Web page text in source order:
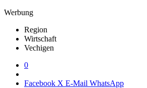
Werbung
Region
Wirtschaft
Vechigen
0
Facebook X E-Mail WhatsApp